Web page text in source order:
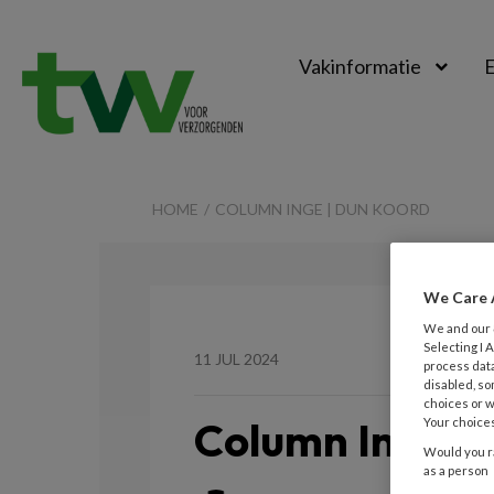
Vakinformatie
HOME COLUMN INGE | DUN KOORD
11 JUL 2024
Column Inge |
We Care
We and our
Selecting I
process
disabled,
choices or
Your
Would you
as a person